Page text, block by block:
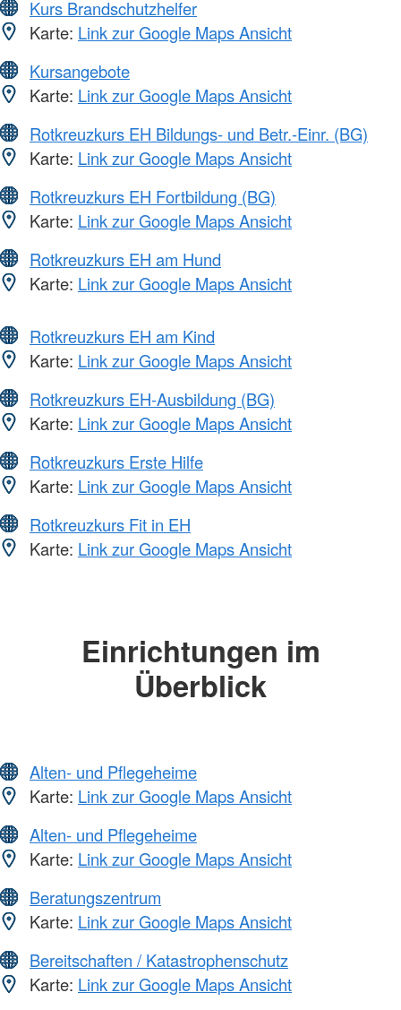
Kurs Brandschutzhelfer
Karte: Link zur Google Maps Ansicht
Kursangebote
Karte: Link zur Google Maps Ansicht
Rotkreuzkurs EH Bildungs- und Betr.-Einr. (BG)
Karte: Link zur Google Maps Ansicht
Rotkreuzkurs EH Fortbildung (BG)
Karte: Link zur Google Maps Ansicht
Rotkreuzkurs EH am Hund
Karte: Link zur Google Maps Ansicht
Rotkreuzkurs EH am Kind
Karte: Link zur Google Maps Ansicht
Rotkreuzkurs EH-Ausbildung (BG)
Karte: Link zur Google Maps Ansicht
Rotkreuzkurs Erste Hilfe
Karte: Link zur Google Maps Ansicht
Rotkreuzkurs Fit in EH
Karte: Link zur Google Maps Ansicht
Einrichtungen im
Überblick
Alten- und Pflegeheime
Karte: Link zur Google Maps Ansicht
Alten- und Pflegeheime
Karte: Link zur Google Maps Ansicht
Beratungszentrum
Karte: Link zur Google Maps Ansicht
Bereitschaften / Katastrophenschutz
Karte: Link zur Google Maps Ansicht